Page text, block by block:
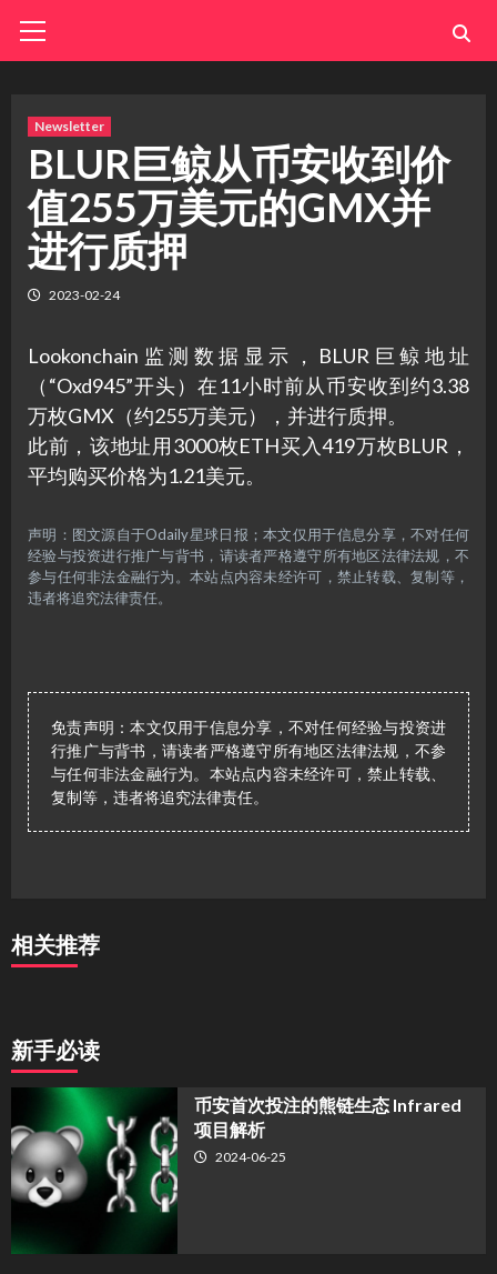
Menu
Newsletter
BLUR巨鲸从币安收到价
值255万美元的GMX并
进行质押
2023-02-24
Lookonchain监测数据显示，BLUR巨鲸地址
（“Oxd945”开头）在11小时前从币安收到约3.38
万枚GMX（约255万美元），并进行质押。
此前，该地址用3000枚ETH买入419万枚BLUR，
平均购买价格为1.21美元。
声明：图文源自于Odaily星球日报；本文仅用于信息分享，不对任何
经验与投资进行推广与背书，请读者严格遵守所有地区法律法规，不
参与任何非法金融行为。本站点内容未经许可，禁止转载、复制等，
违者将追究法律责任。
免责声明：本文仅用于信息分享，不对任何经验与投资进
行推广与背书，请读者严格遵守所有地区法律法规，不参
与任何非法金融行为。本站点内容未经许可，禁止转载、
复制等，违者将追究法律责任。
相关推荐
新手必读
币安首次投注的熊链生态 Infrared
项目解析
2024-06-25